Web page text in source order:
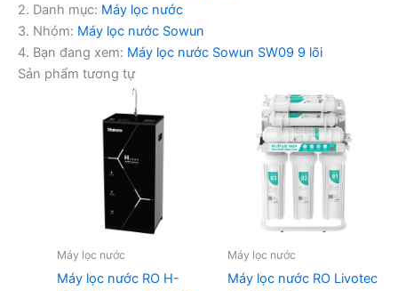
2. Danh mục: Máy lọc nước
3. Nhóm: Máy lọc nước Sowun
4. Bạn đang xem: Máy lọc nước Sowun SW09 9 lõi
Sản phẩm tương tự
Máy lọc nước
Máy lọc nước RO H-
Máy lọc nước
Máy lọc nước RO Livotec